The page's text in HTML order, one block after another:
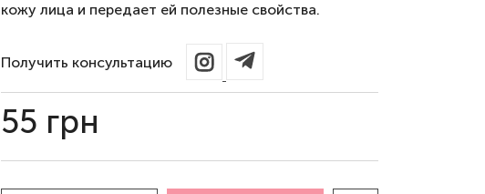
кожу лица и передает ей полезные свойства.
Получить консультацию
55 грн